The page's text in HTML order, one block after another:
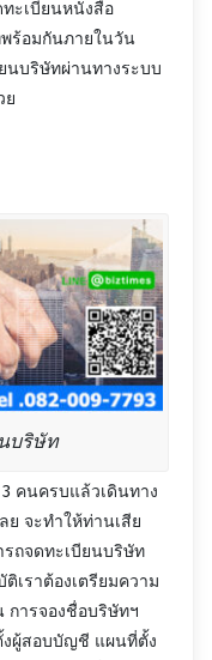
ะเบียนหนังสือ
ร้อมกันภายในวัน
นบริษัทผ่านทางระบบ
ย
บริษัท
คนครบแล้วเดินทาง
ย จะทำให้ท่านเสีย
รถจดทะเบียนบริษัท
เราต้องเตรียมความ
การจองชื่อบริษัทฯ
งผู้สอบบัญชี แผนที่ตั้ง